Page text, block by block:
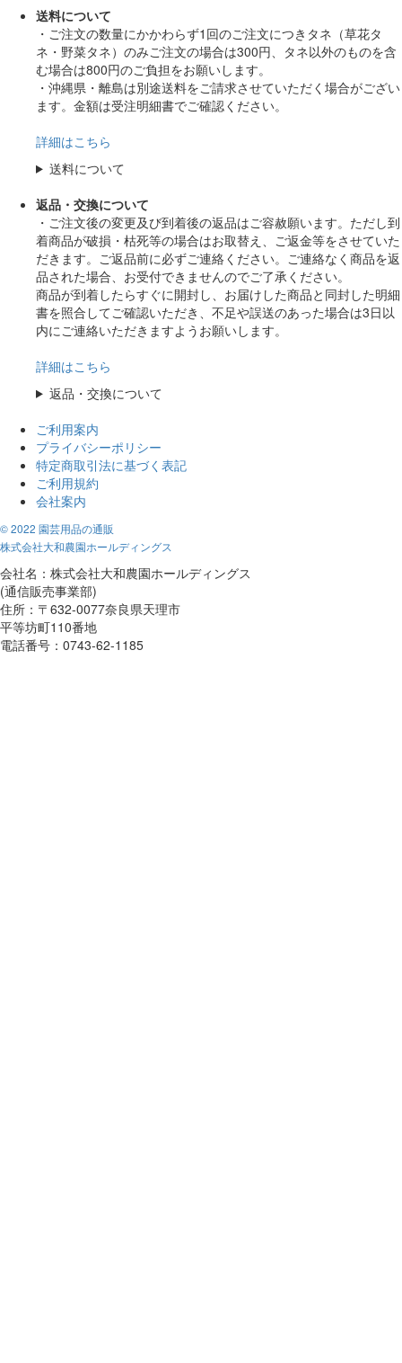
送料について
・ご注文の数量にかかわらず1回のご注文につきタネ（草花タ
ネ・野菜タネ）のみご注文の場合は300円、タネ以外のものを含
む場合は800円のご負担をお願いします。
・沖縄県・離島は別途送料をご請求させていただく場合がござい
ます。金額は受注明細書でご確認ください。
詳細はこちら
送料について
返品・交換について
・ご注文後の変更及び到着後の返品はご容赦願います。ただし到
着商品が破損・枯死等の場合はお取替え、ご返金等をさせていた
だきます。ご返品前に必ずご連絡ください。ご連絡なく商品を返
品された場合、お受付できませんのでご了承ください。
商品が到着したらすぐに開封し、お届けした商品と同封した明細
書を照合してご確認いただき、不足や誤送のあった場合は3日以
内にご連絡いただきますようお願いします。
詳細はこちら
返品・交換について
ご利用案内
プライバシーポリシー
特定商取引法に基づく表記
ご利用規約
会社案内
© 2022 園芸用品の通販
株式会社大和農園ホールディングス
会社名：株式会社大和農園ホールディングス
(通信販売事業部)
住所：〒632-0077奈良県天理市
平等坊町110番地
電話番号：0743-62-1185